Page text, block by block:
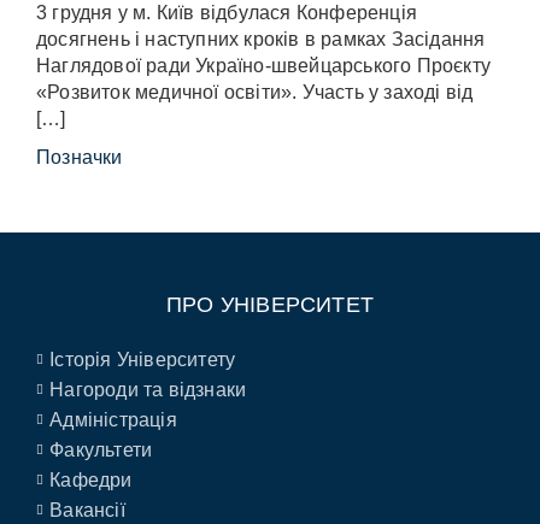
3 грудня у м. Київ відбулася Конференція
досягнень і наступних кроків в рамках Засідання
Наглядової ради Україно-швейцарського Проєкту
«Розвиток медичної освіти». Участь у заході від
[…]
Позначки
ПРО УНІВЕРСИТЕТ
Історія Університету
Нагороди та відзнаки
Адміністрація
Факультети
Кафедри
Вакансії